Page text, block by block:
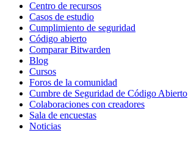
Centro de recursos
Casos de estudio
Cumplimiento de seguridad
Código abierto
Comparar Bitwarden
Blog
Cursos
Foros de la comunidad
Cumbre de Seguridad de Código Abierto
Colaboraciones con creadores
Sala de encuestas
Noticias